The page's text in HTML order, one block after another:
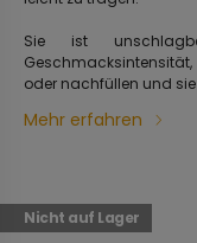
Sie ist
oder nachfüllen und
Mehr erfahren
Nicht auf Lager